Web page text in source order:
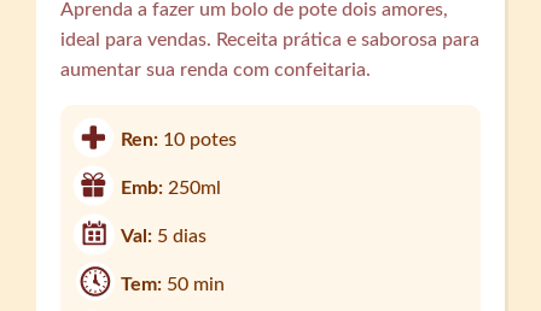
Aprenda a fazer um bolo de pote dois amores,
ideal para vendas. Receita prática e saborosa para
aumentar sua renda com confeitaria.
Ren: 10 potes
Emb: 250ml
Val: 5 dias
Tem: 50 min